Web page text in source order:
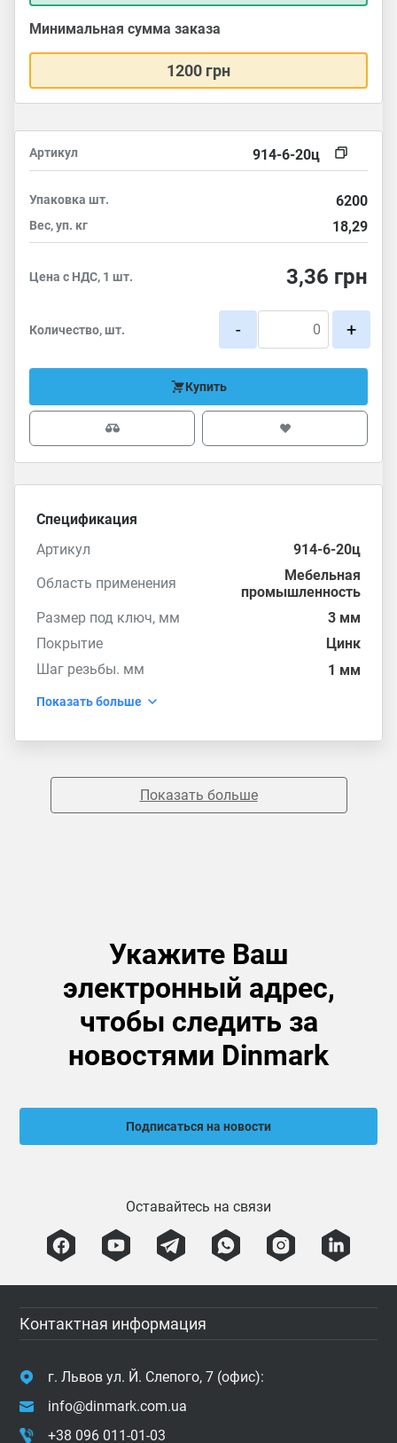
Минимальная сумма заказа
1200 грн
Артикул 914-6-20ц
Упаковка шт. 6200
Вес, уп. кг 18,29
Цена с НДС, 1 шт. 3,36 грн
Количество, шт. - +
Купить
Спецификация
Артикул
914-6-20ц
Область применения
Мебельная
промышленность
Размер под ключ, мм
3 мм
Покрытие
Цинк
Шаг резьбы. мм
1 мм
Показать больше
Показать больше
Укажите Ваш
электронный адрес,
чтобы следить за
новостями Dinmark
Подписаться на новости
Оставайтесь на связи
Контактная информация
г. Львов ул. Й. Слепого, 7 (офис):
info@dinmark.com.ua
+38 096 011-01-03